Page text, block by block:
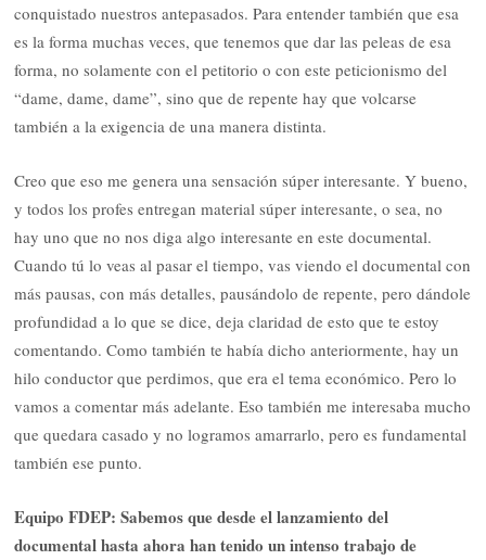
conquistado nuestros antepasados. Para entender también que esa
es la forma muchas veces, que tenemos que dar las peleas de esa
forma, no solamente con el petitorio o con este peticionismo del
“dame, dame, dame”, sino que de repente hay que volcarse
también a la exigencia de una manera distinta.
Creo que eso me genera una sensación súper interesante. Y bueno,
y todos los profes entregan material súper interesante, o sea, no
hay uno que no nos diga algo interesante en este documental.
Cuando tú lo veas al pasar el tiempo, vas viendo el documental con
más pausas, con más detalles, pausándolo de repente, pero dándole
profundidad a lo que se dice, deja claridad de esto que te estoy
comentando. Como también te había dicho anteriormente, hay un
hilo conductor que perdimos, que era el tema económico. Pero lo
vamos a comentar más adelante. Eso también me interesaba mucho
que quedara casado y no logramos amarrarlo, pero es fundamental
también ese punto.
Equipo FDEP: Sabemos que desde el lanzamiento del
documental hasta ahora han tenido un intenso trabajo de